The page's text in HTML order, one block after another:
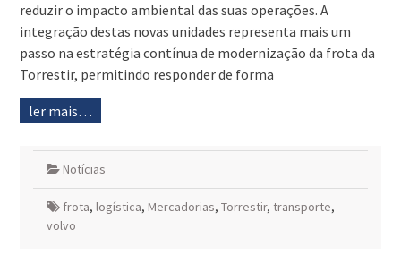
reduzir o impacto ambiental das suas operações. A
integração destas novas unidades representa mais um
passo na estratégia contínua de modernização da frota da
Torrestir, permitindo responder de forma
ler mais…
Notícias
frota, logística, Mercadorias, Torrestir, transporte,
volvo